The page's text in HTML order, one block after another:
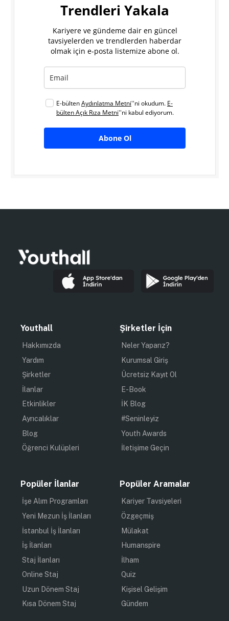
Trendleri Yakala
Kariyere ve gündeme dair en güncel
tavsiyelerden ve trendlerden haberdar
olmak için e-posta listemize abone ol.
E-bültenAydınlatma Metni''ni okudum. E-
bülten Açık Rıza Metni''ni kabul ediyorum.
Abone Ol
Youthall
Hakkımızda
Yardım
Şirketler
İlanlar
Etkinlikler
Ayrıcalıklar
Blog
Öğrenci Kulüpleri
Şirketler İçin
Neler Yaparız?
Kurumsal Giriş
Ücretsiz Kayıt Ol
E-Book
İK Blog
#Seninleyiz
Youth Awards
İletişime Geçin
Popüler İlanlar
İşe Alım Programları
Yeni Mezun İş İlanları
İstanbul İş İlanları
İş İlanları
Staj İlanları
Online Staj
Uzun Dönem Staj
Kısa Dönem Staj
Popüler Aramalar
Kariyer Tavsiyeleri
Özgeçmiş
Mülakat
Humanspire
İlham
Quiz
Kişisel Gelişim
Gündem